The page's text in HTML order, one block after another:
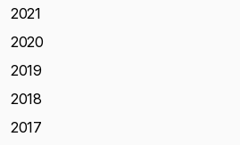
2021
2020
2019
2018
2017